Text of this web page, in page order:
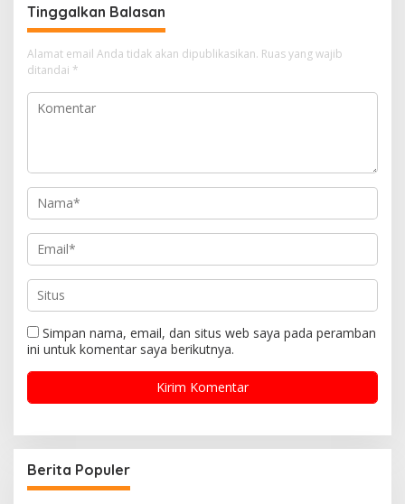
Tinggalkan Balasan
Alamat email Anda tidak akan dipublikasikan. Ruas yang wajib
ditandai *
Simpan nama, email, dan situs web saya pada peramban
ini untuk komentar saya berikutnya.
Berita Populer